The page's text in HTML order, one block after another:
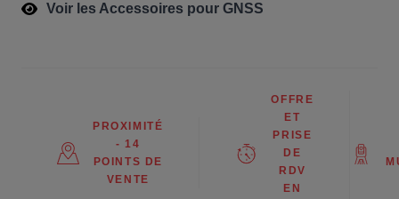
Voir les Accessoires pour GNSS
PROXIMITÉ
- 14
POINTS DE
VENTE
OFFRE
ET
PRISE
DE
RDV
EN